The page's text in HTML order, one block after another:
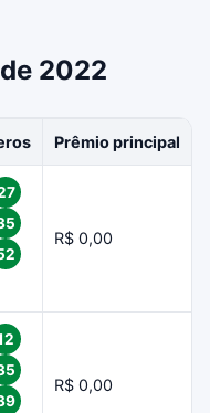
2022
Prêmio principal
R$ 0,00
R$ 0,00